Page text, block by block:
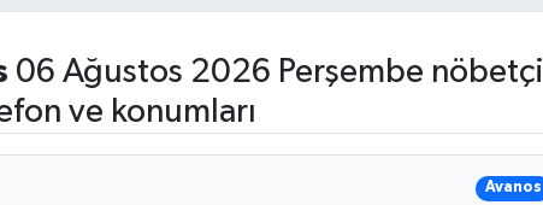
06 Ağustos 2026 Perşembe nöbetçi
ve konumları
Avanos